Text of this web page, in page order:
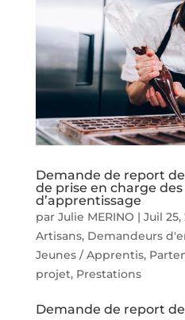
Demande de report
de prise en charge
d’apprentissage
par Julie MERINO | Juil 25,
Artisans, Demandeurs
Jeunes / Apprentis,
projet, Prestations
Demande de report